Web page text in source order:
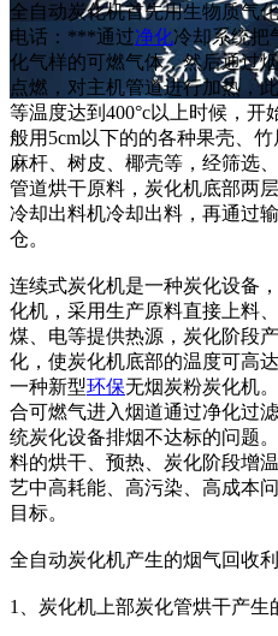
全自动炭化机首先用生物质气
电话：***通过净化冷却系统把
化气样的可燃气体，然后通过
点燃，对主机管道进行加热，
等温度达到400°c以上时候，
般用5cm以下的的各种果壳、
麻杆、树皮、椰壳等，经筛选
管道烘干原料，炭化机底部两
冷却出料机冷却出料，再通过
仓。
连续式炭化机是一种炭化设备
化机，采用生产原料直接上料
煤、电等提供热源，炭化阶段
化，使炭化机底部的温度可高
一种新型环保无烟炭粉炭化机
合可燃气进入烟道通过净化过
统炭化设备排烟不达标的问题
料的烘干、预热、炭化阶段增
艺中高耗能、高污染、高成本
目标。
全自动炭化机产生的烟气回收利
1、炭化机上部炭化管烘干产生